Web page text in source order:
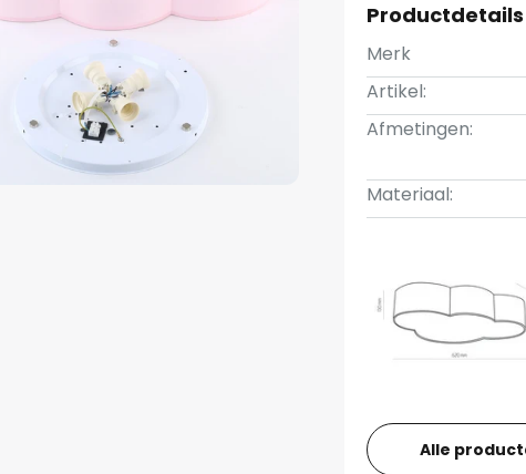
Productdetails
Merk
Artikel:
Afmetingen:
Materiaal:
Alle